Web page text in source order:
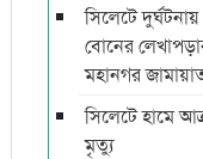
সিলেটে
বোনের
মহানগর
সিলেটে হামে
মৃত্যু